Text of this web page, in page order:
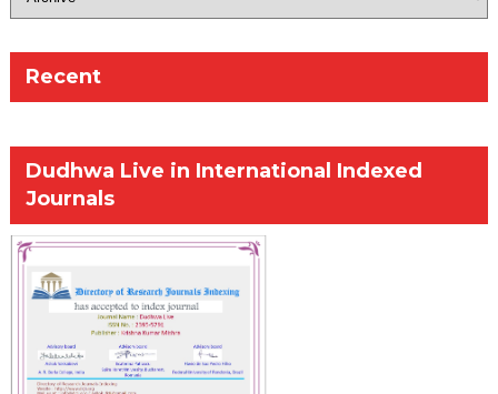
Recent
Dudhwa Live in International Indexed
Journals